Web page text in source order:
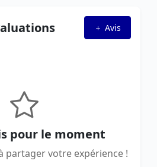
Avis
pour le moment
partager votre expérience !